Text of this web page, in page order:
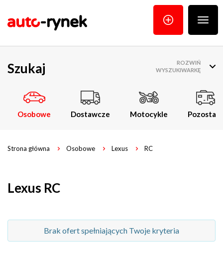
menu
Szukaj
Osobowe Dostawcze Motocykle Pozostałe
ROZWIŃ
WYSZUKIWARKĘ
Strona główna Osobowe Lexus RC
Lexus RC
Brak ofert spełniających Twoje kryteria